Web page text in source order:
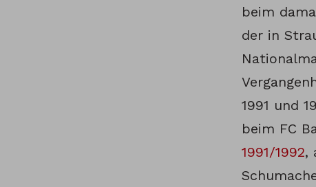
beim
der in
1991 und
beim FC
1991/1992,